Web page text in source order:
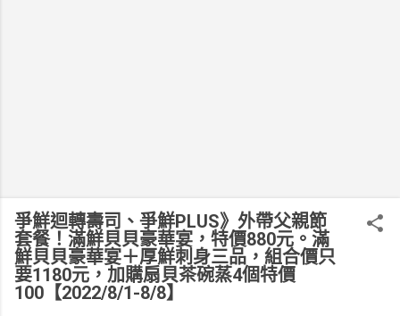
爭鮮迴轉壽司、爭鮮PLUS》外帶父親節
套餐！滿鮮貝貝豪華宴，特價880元。滿
鮮貝貝豪華宴＋厚鮮刺身三品，組合價只
要1180元，加購扇貝茶碗蒸4個特價
100【2022/8/1-8/8】